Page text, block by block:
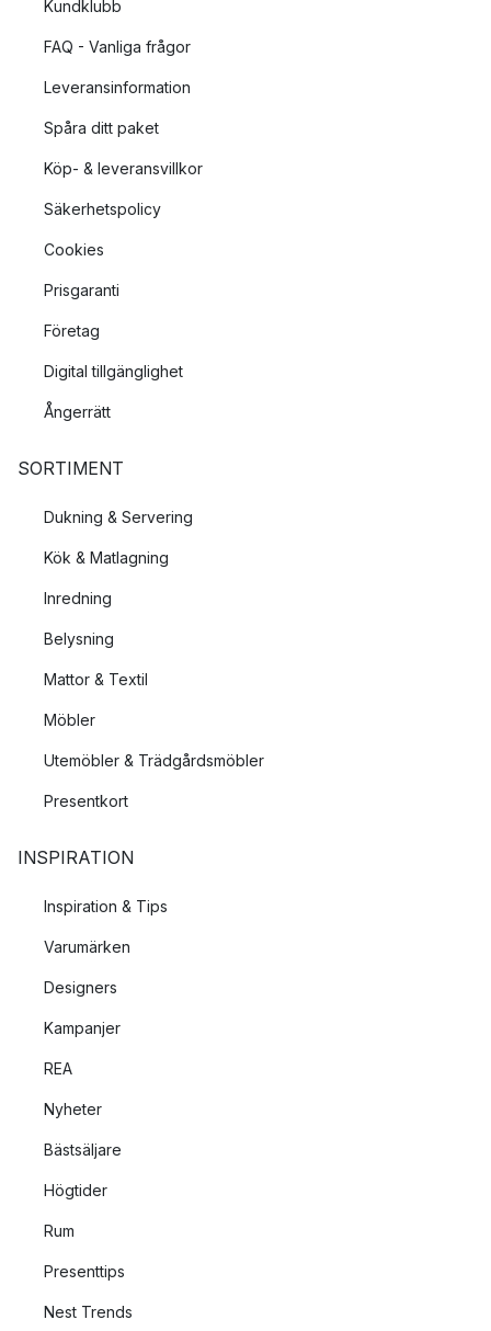
Kundklubb
FAQ - Vanliga frågor
Leveransinformation
Spåra ditt paket
Köp- & leveransvillkor
Säkerhetspolicy
Cookies
Prisgaranti
Företag
Digital tillgänglighet
Ångerrätt
SORTIMENT
Dukning & Servering
Kök & Matlagning
Inredning
Belysning
Mattor & Textil
Möbler
Utemöbler & Trädgårdsmöbler
Presentkort
INSPIRATION
Inspiration & Tips
Varumärken
Designers
Kampanjer
REA
Nyheter
Bästsäljare
Högtider
Rum
Presenttips
Nest Trends